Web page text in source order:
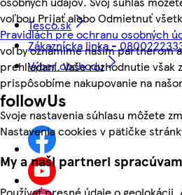
voľbou Prijať alebo Odmietnuť
Pravidlách pre ochranu osobných
voľby oznámime našim partnerom
prehliadaní. Vaše rozhodnutie však
prispôsobíme nakupovanie na
Svoje nastavenia súhlasu môžete
Nastavenia cookies v pätičke
My a naši partneri
Tesco.sk
Zákaznícka linka -
Výber obchodu
followUs